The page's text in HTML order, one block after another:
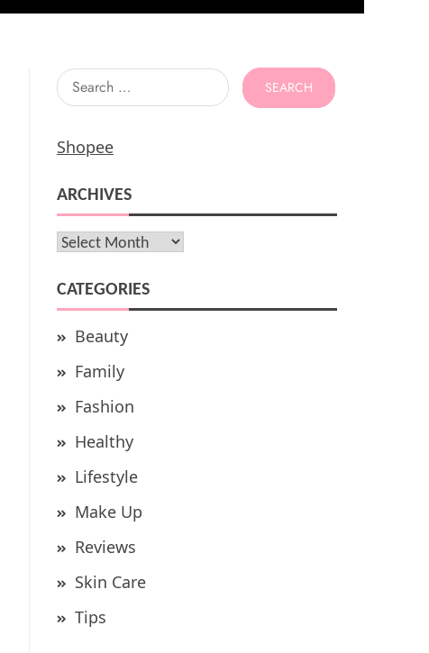
Search
for:
Shopee
ARCHIVES
Archives
CATEGORIES
Beauty
Family
Fashion
Healthy
Lifestyle
Make Up
Reviews
Skin Care
Tips